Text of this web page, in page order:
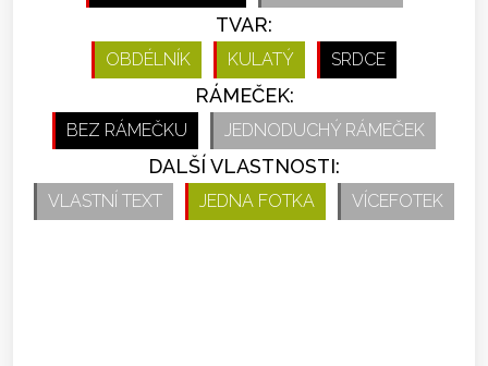
TVAR:
OBDÉLNÍK KULATÝ SRDCE
RÁMEČEK:
BEZ RÁMEČKU JEDNODUCHÝ RÁMEČEK
DALŠÍ VLASTNOSTI:
VLASTNÍ TEXT JEDNA FOTKA VÍCEFOTEK